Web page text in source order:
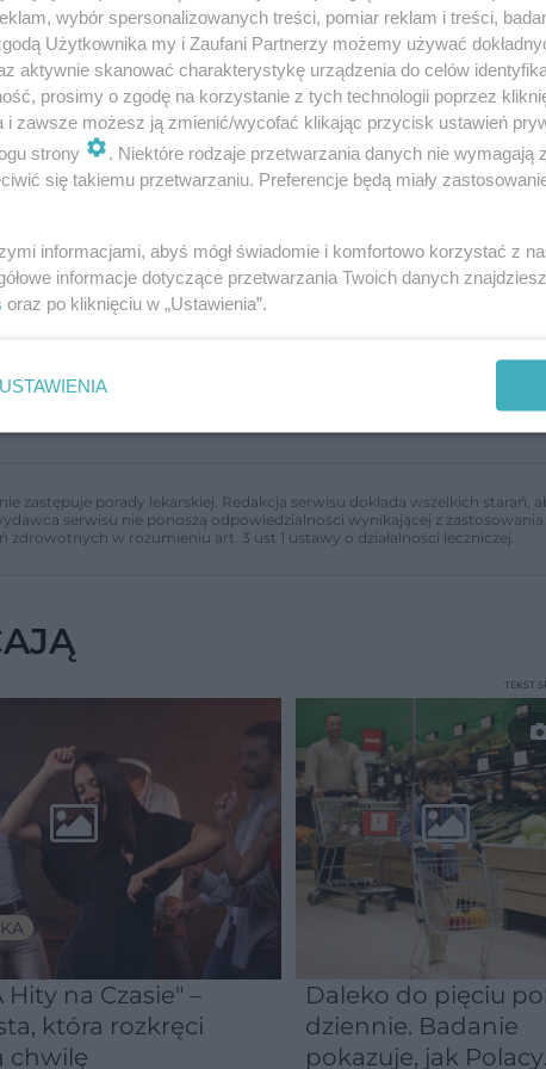
[Porada eksperta]
eksperta]
eksperta]
zastępuje porady lekarskiej. Redakcja serwisu dokłada wszelkich
serwisu nie ponoszą odpowiedzialności wynikającej z
zdrowotnych w rozumieniu art. 3 ust 1 ustawy o działalności leczniczej.
Hity na Czasie" –
która rozkręci
chwilę
Daleko do pięciu
dziennie. Badanie
pokazuje, jak Polacy
TEKST
wybór spersonalizowanych treści, pomiar reklam i treści,
Użytkownika my i Zaufani Partnerzy możemy używać
aktywnie skanować charakterystykę urządzenia do celów
prosimy o zgodę na korzystanie z tych technologii poprzez
i zawsze możesz ją zmienić/wycofać klikając przycisk ustawień
strony
. Niektóre rodzaje przetwarzania danych nie wymagają
się takiemu przetwarzaniu. Preferencje będą miały
informacjami, abyś mógł świadomie i komfortowo korzystać z
informacje dotyczące przetwarzania Twoich danych
oraz po kliknięciu w „Ustawienia”.
USTAWIENIA